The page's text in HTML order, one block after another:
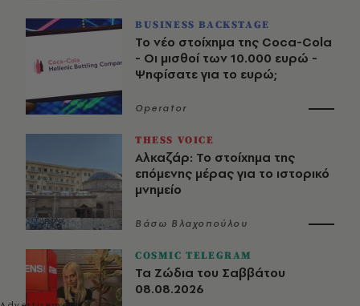
BUSINESS BACKSTAGE
Το νέο στοίχημα της Coca-Cola
- Οι μισθοί των 10.000 ευρώ -
Ψηφίσατε για το ευρώ;
Operator
THESS VOICE
Αλκαζάρ: Το στοίχημα της
επόμενης μέρας για το ιστορικό
μνημείο
Βάσω Βλαχοπούλου
COSMIC TELEGRAM
Τα Ζώδια του Σαββάτου
08.08.2026